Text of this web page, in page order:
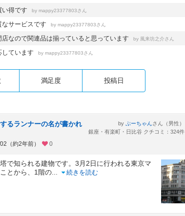
い得です by mappy23377803さん
なサービスです by mappy23377803さん
店なので関連品は揃っていると思っています by 風来坊之介さん
しています by mappy23377803さん
満足度 投稿日
るランナーの名が書かれ
（約2年前） 0
by ぷーちゃんさん（男性）
銀座・有楽町・日比谷 クチコミ：324件
で知られる建物です。3月2日に行われる東京マ
とから、1階の
続きを読む